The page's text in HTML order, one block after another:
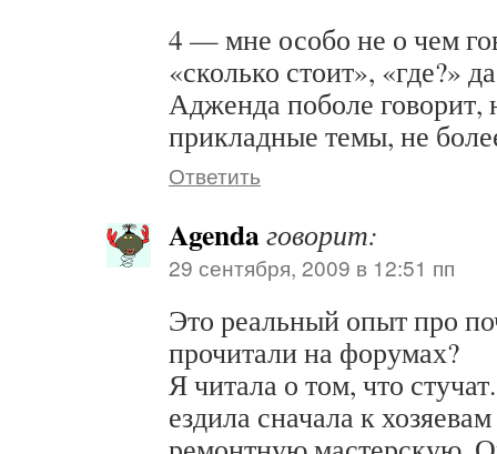
4 — мне особо не о чем
«сколько стоит», «где?»
Адженда поболе
прикладные темы, не
Ответить
Agendaговорит:
29 сентября, 2009 в 12:51 пп
Это реальный опыт про
прочитали на форумах?
Я читала о том, что
ездила сначала к